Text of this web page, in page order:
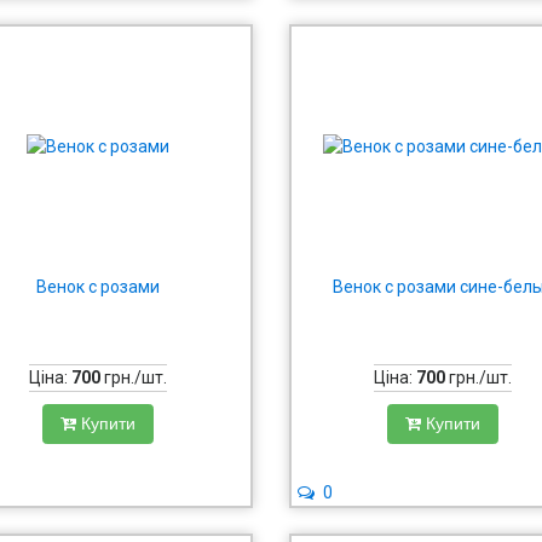
Венок с розами
Ціна: 700грн./шт.
Купити
Венок с розами сине-
Ціна: 700грн./шт.
Купити
0